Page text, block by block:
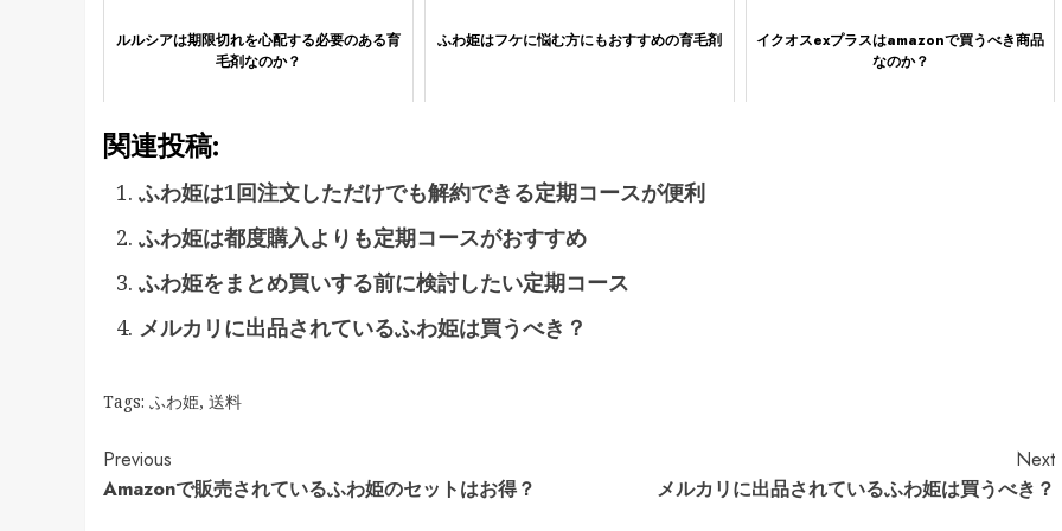
ルルシアは期限切れを心配する必要のある育
毛剤なのか？
ふわ姫はフケに悩む方にもおすすめの育毛剤
イクオスexプラスはamazonで買うべき商品
なのか？
関連投稿:
ふわ姫は1回注文しただけでも解約できる定期コースが便利
ふわ姫は都度購入よりも定期コースがおすすめ
ふわ姫をまとめ買いする前に検討したい定期コース
メルカリに出品されているふわ姫は買うべき？
Tags: ふわ姫, 送料
Continue
Reading
Previous
Amazonで販売されているふわ姫のセットはお得？
Next
メルカリに出品されているふわ姫は買うべき？